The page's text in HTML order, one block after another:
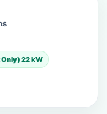
22 kW